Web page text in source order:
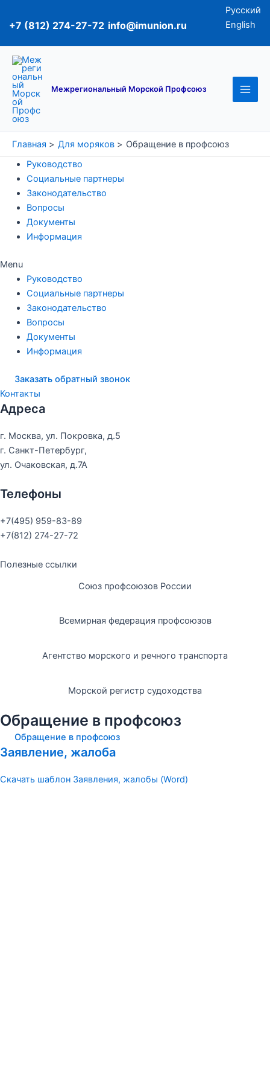
+7 (812) 274-27-72 info@imunion.ru
Русский
English
Межрегиональный Морской Профсоюз
Главная Для моряков
Обращение в профсоюз
Руководство
Социальные партнеры
Законодательство
Вопросы
Документы
Информация
Menu
Руководство
Социальные партнеры
Законодательство
Вопросы
Документы
Информация
Заказать обратный звонок
Контакты
Адреса
г. Москва, ул. Покровка, д.5
г. Санкт-Петербург,
ул. Очаковская, д.7А
Телефоны
+7(495) 959-83-89
+7(812) 274-27-72
Полезные ссылки
Союз профсоюзов России
Всемирная федерация профсоюзов
Агентство морского и речного транспорта
Морской регистр судоходства
Обращение в профсоюз
Обращение в профсоюз
Заявление, жалоба
Скачать шаблон Заявления, жалобы (Word)